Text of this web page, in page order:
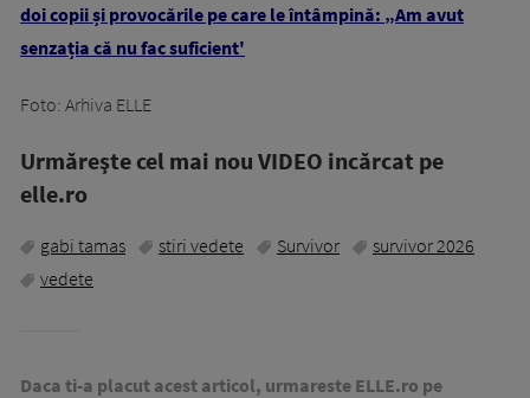
doi copii și provocările pe care le întâmpină: „Am avut
senzația că nu fac suficient'
Foto: Arhiva ELLE
Urmăreşte cel mai nou VIDEO incărcat pe
elle.ro
gabi tamas stiri vedete Survivor
survivor 2026
vedete
Daca ti-a placut acest articol, urmareste ELLE.ro pe